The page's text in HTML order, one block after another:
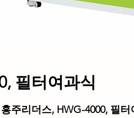
필터여과식
홍주리더스, HWG-4000, 필터